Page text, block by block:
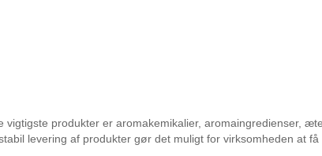
produkter er aromakemikalier, aromaingredienser,
levering af produkter gør det muligt for virksomheden at få